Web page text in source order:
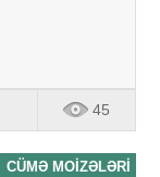
45
CÜMƏ MOIZƏLƏRI